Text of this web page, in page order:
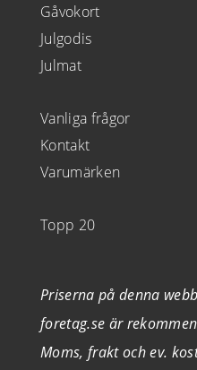
Gåvokort
Julgodis
Julmat
Vanliga frågor
Kontakt
Varumärken
Topp 20
Priserna på denna
foretag.se är
Moms, frakt och ev.